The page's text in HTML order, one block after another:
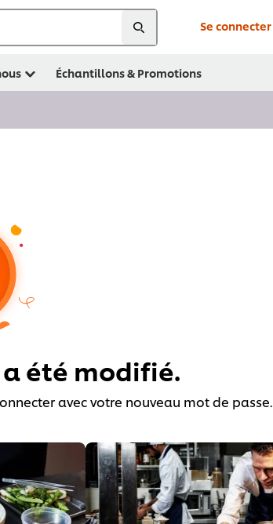
Se connecter
Échantillons & Promotions
été modifié.
avec votre nouveau mot de passe.